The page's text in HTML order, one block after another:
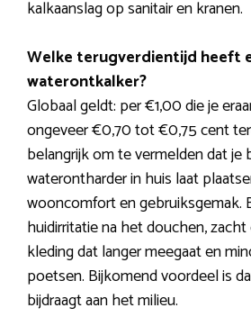
kalkaanslag op sanitair en kranen.
Welke terugverdientijd heeft
waterontkalker?
Globaal geldt: per €1,00 die je
ongeveer €0,70 tot €0,75 cent
belangrijk om te vermelden dat je
waterontharder in huis laat
wooncomfort en gebruiksgemak.
huidirritatie na het douchen,
kleding dat langer meegaat en
poetsen. Bijkomend voordeel is
bijdraagt aan het milieu.